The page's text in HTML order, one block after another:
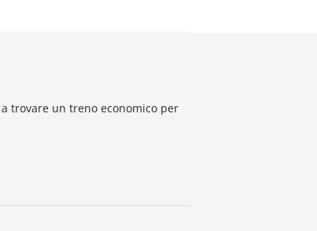
trovare un treno economico per